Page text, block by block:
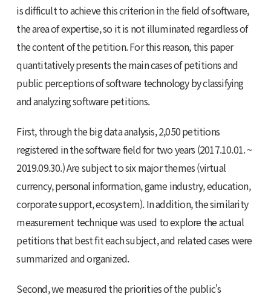
is difficult to achieve this criterion in the field of software,
the area of expertise, so it is not illuminated regardless of
the content of the petition. For this reason, this paper
quantitatively presents the main cases of petitions and
public perceptions of software technology by classifying
and analyzing software petitions.
First, through the big data analysis, 2,050 petitions
registered in the software field for two years (2017.10.01. ~
2019.09.30.) Are subject to six major themes (virtual
currency, personal information, game industry, education,
corporate support, ecosystem). In addition, the similarity
measurement technique was used to explore the actual
petitions that best fit each subject, and related cases were
summarized and organized.
Second, we measured the priorities of the public's